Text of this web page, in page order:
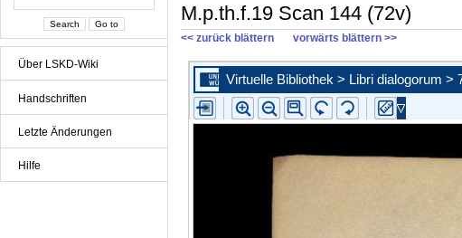
Über LSKD-Wiki
Handschriften
Letzte Änderungen
Hilfe
M.p.th.f.19 Scan 144 (72v)
<< zurück blättern vorwärts blättern >>